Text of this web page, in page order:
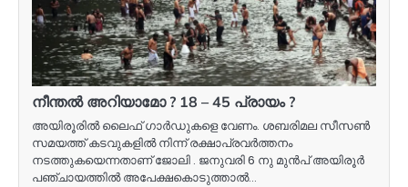
നീന്തൽ അറിയാമോ ? 18 – 45 പ്രായം ?
അയിരൂരിൽ ലൈഫ് ഗാർഡുകളെ വേണം. ശബരിമല സീസൺ
സമയത്ത് കടവുകളിൽ നിന്ന് രക്ഷാപ്രവർത്തനം
നടത്തുകയെന്നതാണ് ജോലി . ജനുവരി 6 നു മുൻപ് അയിരൂർ
പഞ്ചായത്തിൽ അപേക്ഷകൊടുത്താൽ…